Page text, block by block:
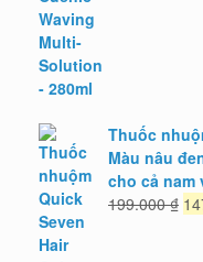
Thuốc
Màu nâu
cho cả nam
199.000₫